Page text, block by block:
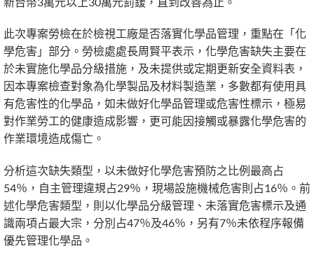
此次專案勞檢在於檢視工廠是否落實化學品管理，重點在「化
學危害」部分。勞檢處處長周賢平表示，化學危害缺失主要在
於未實施化學品分級措施，及未提供或定期更新安全資料表，
因本專案檢查對象為化學製品及材料製造業，多數都有使用具
有危害性的化學品，如未做好化學品管理或危害性標示，極易
對作業勞工的健康造成影響，更可能因接觸或暴露化學危害的
作業環境造成傷亡。
分析這次缺失類型，以未做好化學危害預防之比例最高占
54％，自主管理違規占29％，現場設施機械危害則占16％。前
述化學危害類型，則以化學品分級管理、未落實危害標示及通
識兩項占最大宗，分別占47％及46％，另有7％未依程序報備
優先管理化學品。